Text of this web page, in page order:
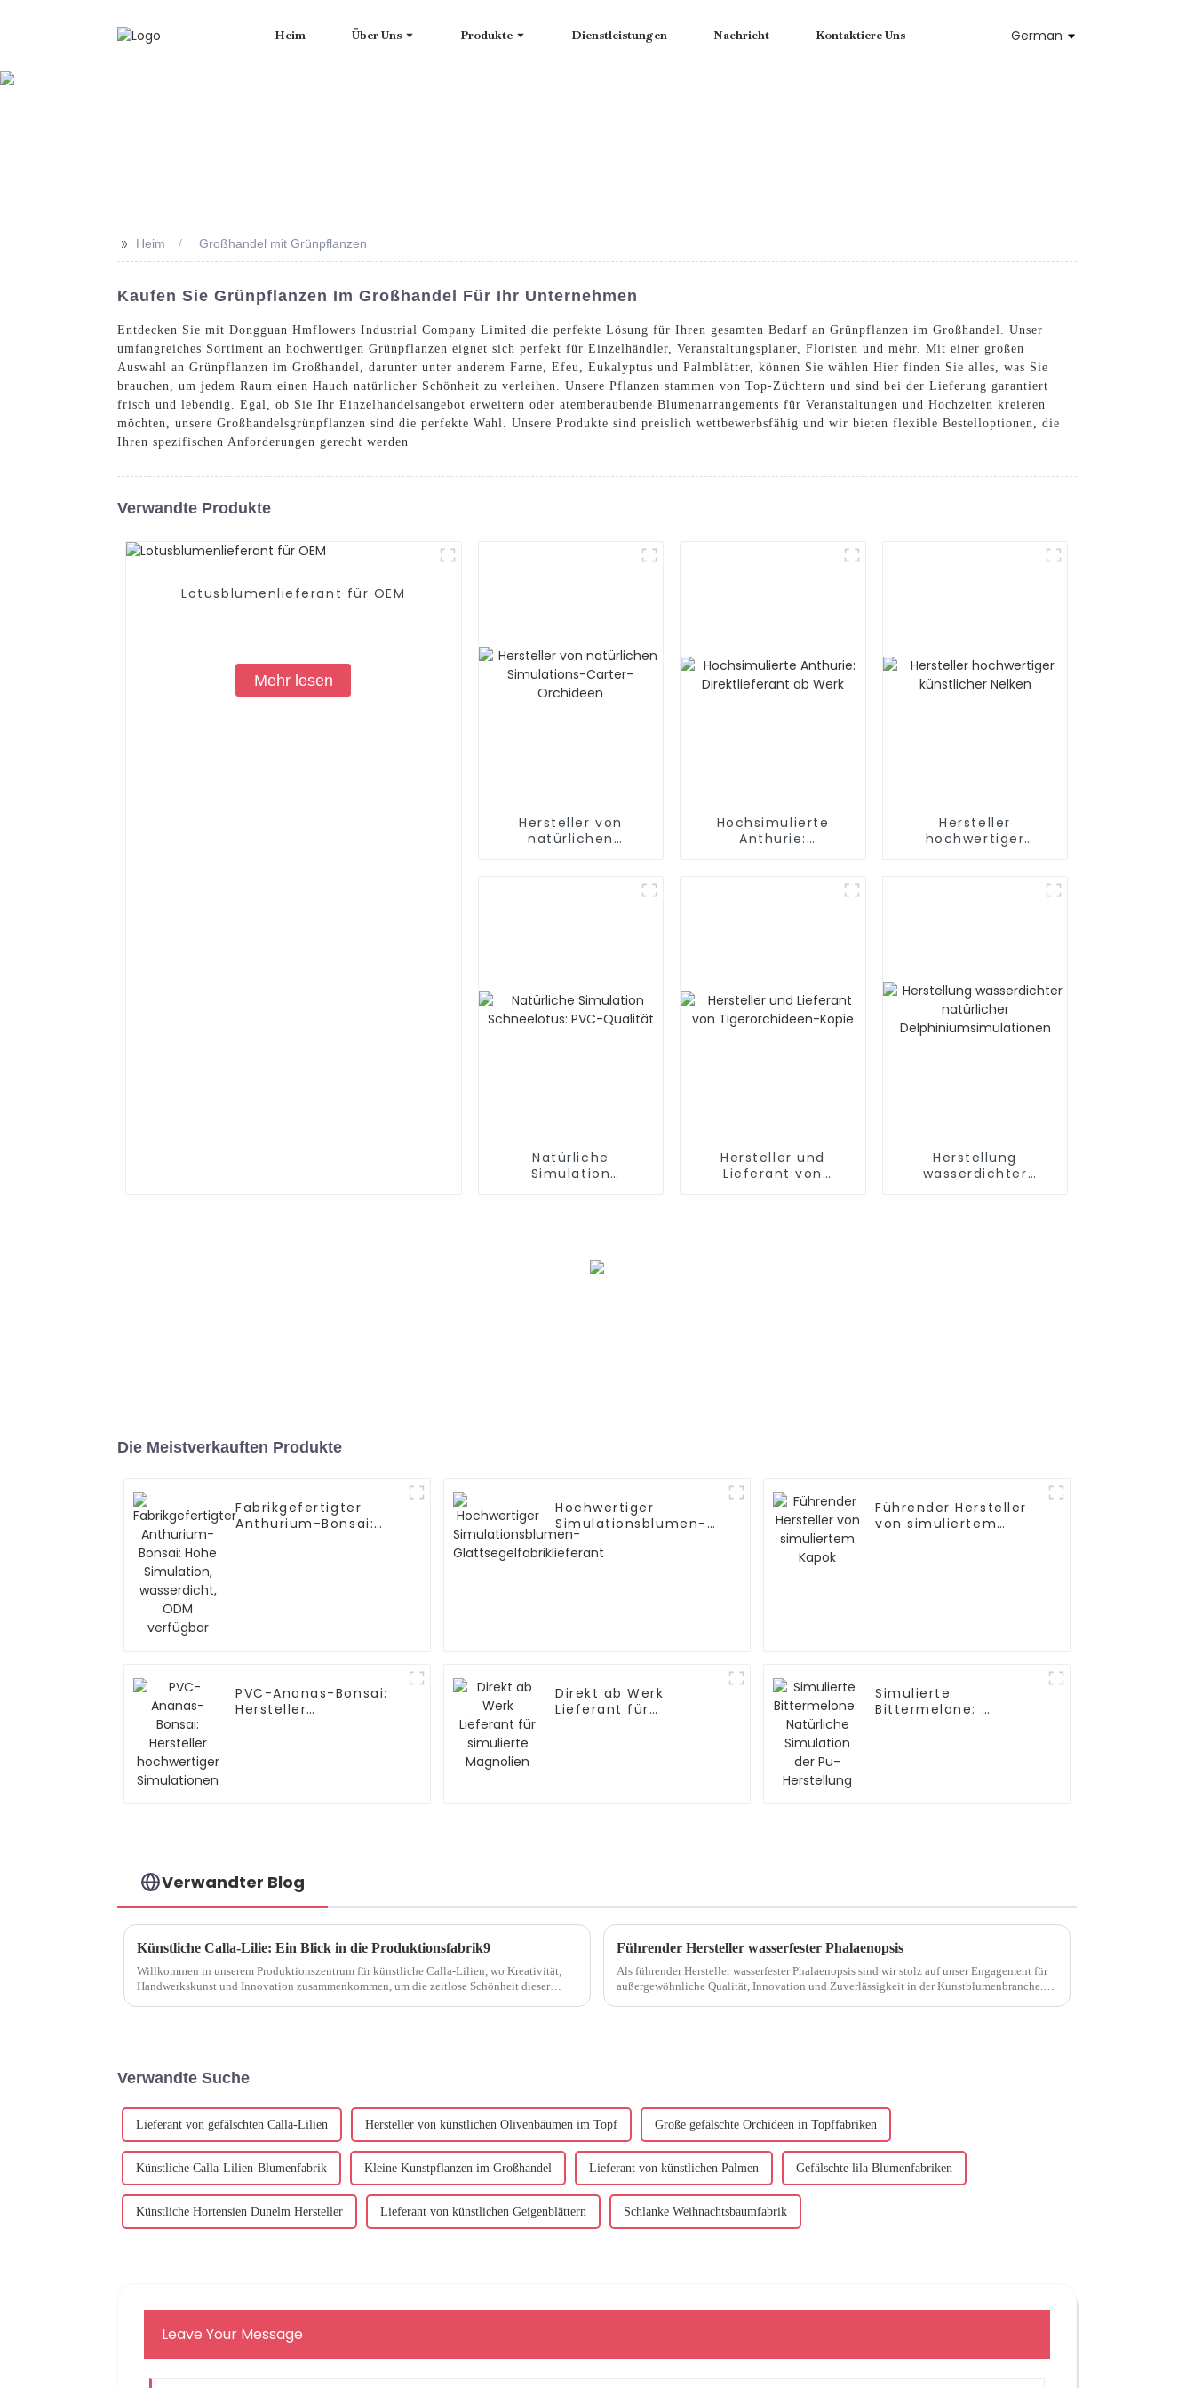
Heim Über Uns Produkte Dienstleistungen Nachricht Kontaktiere Uns German
>> Heim Großhandel mit Grünpflanzen
Kaufen Sie Grünpflanzen Im Großhandel Für Ihr Unternehmen
Entdecken Sie mit Dongguan Hmflowers Industrial Company Limited die perfekte Lösung für Ihren gesamten Bedarf an Grünpflanzen im Großhandel. Unser
umfangreiches Sortiment an hochwertigen Grünpflanzen eignet sich perfekt für Einzelhändler, Veranstaltungsplaner, Floristen und mehr. Mit einer großen
Auswahl an Grünpflanzen im Großhandel, darunter unter anderem Farne, Efeu, Eukalyptus und Palmblätter, können Sie wählen Hier finden Sie alles, was Sie
brauchen, um jedem Raum einen Hauch natürlicher Schönheit zu verleihen. Unsere Pflanzen stammen von Top-Züchtern und sind bei der Lieferung garantiert
frisch und lebendig. Egal, ob Sie Ihr Einzelhandelsangebot erweitern oder atemberaubende Blumenarrangements für Veranstaltungen und Hochzeiten kreieren
möchten, unsere Großhandelsgrünpflanzen sind die perfekte Wahl. Unsere Produkte sind preislich wettbewerbsfähig und wir bieten flexible Bestelloptionen, die
Ihren spezifischen Anforderungen gerecht werden
Verwandte Produkte
Lotusblumenlieferant für OEM
Mehr lesen
Hersteller von
natürlichen
Hochsimulierte
Anthurie:
Hersteller
hochwertiger
Natürliche
Simulation
Hersteller und
Lieferant von
Herstellung
wasserdichter
Die Meistverkauften Produkte
Fabrikgefertigter
Anthurium-Bonsai:
Hochwertiger
Simulationsblumen-
Glattsegelfabriklieferant
Führender Hersteller
von simuliertem
PVC-Ananas-Bonsai:
Hersteller
Direkt ab Werk
Lieferant für
Simulierte
Bittermelone: ​​
Verwandter Blog
Künstliche Calla-Lilie: Ein Blick in die Produktionsfabrik9
Willkommen in unserem Produktionszentrum für künstliche Calla-Lilien, wo Kreativität,
Handwerkskunst und Innovation zusammenkommen, um die zeitlose Schönheit dieser
Führender Hersteller wasserfester Phalaenopsis
Als führender Hersteller wasserfester Phalaenopsis sind wir stolz auf unser Engagement für
außergewöhnliche Qualität, Innovation und Zuverlässigkeit in der Kunstblumenbranche.
Verwandte Suche
Lieferant von gefälschten Calla-Lilien Hersteller von künstlichen Olivenbäumen im Topf Große gefälschte Orchideen in Topffabriken
Künstliche Calla-Lilien-Blumenfabrik Kleine Kunstpflanzen im Großhandel Lieferant von künstlichen Palmen Gefälschte lila Blumenfabriken
Künstliche Hortensien Dunelm Hersteller Lieferant von künstlichen Geigenblättern Schlanke Weihnachtsbaumfabrik
Leave Your Message